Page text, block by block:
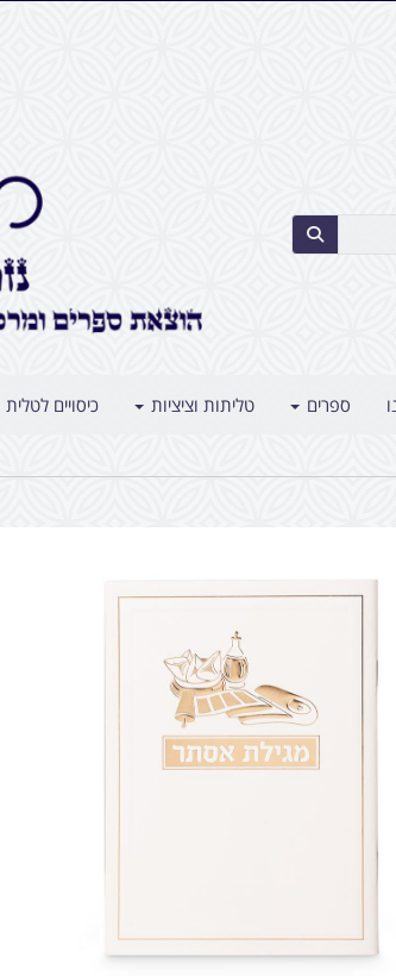
ספרים טליתות וציציות כיסויים לטלית